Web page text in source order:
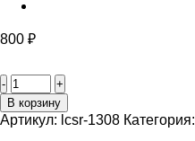
800 ₽
товара
Фольгированный
шар
В корзину
Артикул: lcsr-1308 Категория: